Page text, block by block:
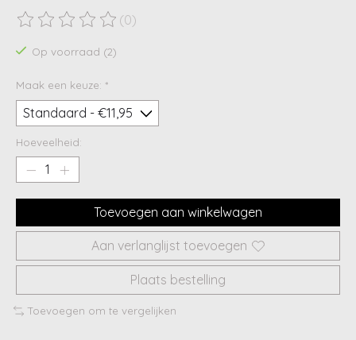
De beoordeling van dit product is
(0)
Op voorraad (2)
Maak een keuze: *
Hoeveelheid:
Toevoegen aan winkelwagen
Aan verlanglijst toevoegen
Plaats bestelling
Toevoegen om te vergelijken